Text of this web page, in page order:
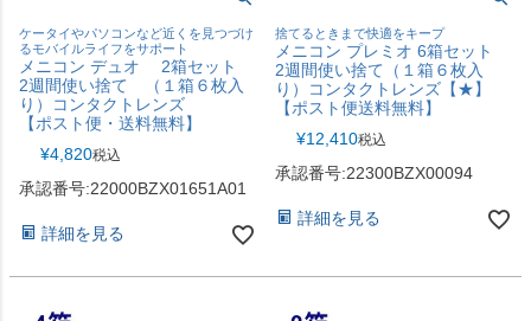
ケータイやパソコンなど近くを見つづけ
るモバイルライフをサポート
メニコン デュオ 2箱セット
2週間使い捨て （１箱６枚入
り）コンタクトレンズ
【ポスト便・送料無料】
¥4,820税込
承認番号:22000BZX01651A01
詳細を見る
捨てるときまで快適をキープ
メニコン プレミオ 6箱セット
2週間使い捨て（１箱６枚入
り）コンタクトレンズ【★】
【ポスト便送料無料】
¥12,410税込
承認番号:22300BZX00094
詳細を見る